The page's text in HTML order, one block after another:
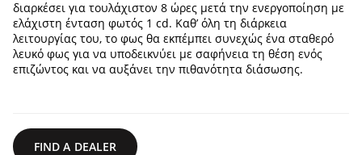
διαρκέσει για τουλάχιστον 8 ώρες μετά την ενεργοποίηση με
ελάχιστη ένταση φωτός 1 cd. Καθ’ όλη τη διάρκεια
λειτουργίας του, το φως θα εκπέμπει συνεχώς ένα σταθερό
λευκό φως για να υποδεικνύει με σαφήνεια τη θέση ενός
επιζώντος και να αυξάνει την πιθανότητα διάσωσης.
FIND A DEALER